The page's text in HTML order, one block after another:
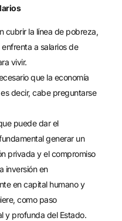
cubrir la línea de pobreza,
a salarios de
vivir.
que la economía
decir, cabe preguntarse
puede dar el
generar un
privada y el compromiso
inversión en
en capital humano y
como paso
y profunda del Estado.